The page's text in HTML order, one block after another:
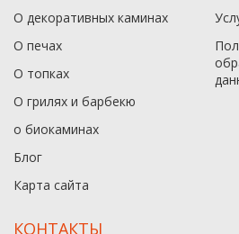
О декоративных каминах
О печах
О топках
О грилях и барбекю
о биокаминах
Блог
Карта сайта
КОНТАКТЫ